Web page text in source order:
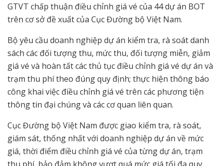
GTVT chấp thuận điều chỉnh giá vé của 44 dự án BOT
trên cơ sở đề xuất của Cục Đường bộ Việt Nam.
Bộ yêu cầu doanh nghiệp dự án kiểm tra, rà soát danh
sách các đối tượng thu, mức thu, đối tượng miễn, giảm
giá vé và hoàn tất các thủ tục điều chỉnh giá vé dự án và
trạm thu phí theo đúng quy định; thực hiện thông báo
công khai việc điều chỉnh giá vé trên các phương tiện
thông tin đại chúng và các cơ quan liên quan.
Cục Đường bộ Việt Nam được giao kiểm tra, rà soát,
giám sát, thống nhất với doanh nghiệp dự án về mức
giá, thời điểm điều chỉnh giá vé của từng dự án, trạm